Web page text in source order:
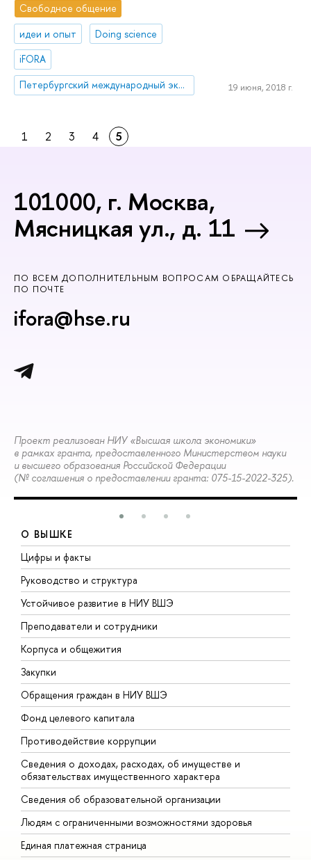
Свободное общение
идеи и опыт
Doing science
iFORA
Петербургский международный экономический форум
19 июня, 2018 г.
1 2 3 4 5
101000, г. Москва,
Мясницкая ул., д. 11
ПО ВСЕМ ДОПОЛНИТЕЛЬНЫМ ВОПРОСАМ ОБРАЩАЙТЕСЬ
ПО ПОЧТЕ
ifora@hse.ru
Проект реализован НИУ «Высшая школа экономики»
в рамках гранта, предоставленного Министерством науки
и высшего образования Российской Федерации
(№ соглашения о предоставлении гранта: 075-15-2022-325).
О ВЫШКЕ
Цифры и факты
Руководство и структура
Устойчивое развитие в НИУ ВШЭ
Преподаватели и сотрудники
Корпуса и общежития
Закупки
Обращения граждан в НИУ ВШЭ
Фонд целевого капитала
Противодействие коррупции
Сведения о доходах, расходах, об имуществе и
обязательствах имущественного характера
Сведения об образовательной организации
Людям с ограниченными возможностями здоровья
Единая платежная страница